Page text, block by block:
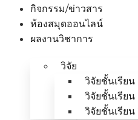
กิจกรรม/ข่าวสาร
ห้องสมุดออนไลน์
ผลงานวิชาการ
วิจัย
วิจัยชั้นเรียน
วิจัยชั้นเรียน
วิจัยชั้นเรียน